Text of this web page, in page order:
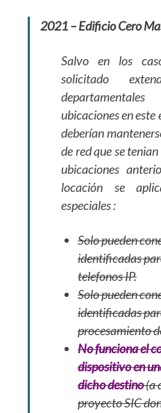
2021 – Edificio Cero
Salvo en los
solicitado
ubicaciones en
deberían
de red que se
ubicaciones
locación se
especiales :
Solo pueden
identificadas
telefonos IP.
Solo pueden
identificadas
procesamiento
No funciona el
dispositivo en
dicho destino(a
proyecto SIC